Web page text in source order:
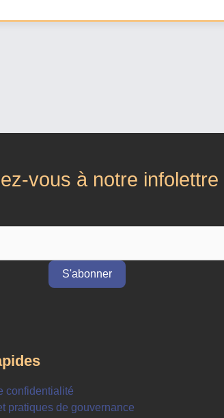
vous à notre infolettre
confidentialité
pratiques de gouvernance